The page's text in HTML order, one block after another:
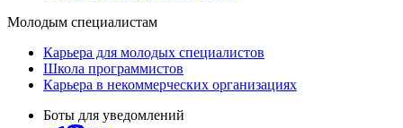
Молодым специалистам
Карьера для молодых специалистов
Школа программистов
Карьера в некоммерческих организациях
Боты для уведомлений